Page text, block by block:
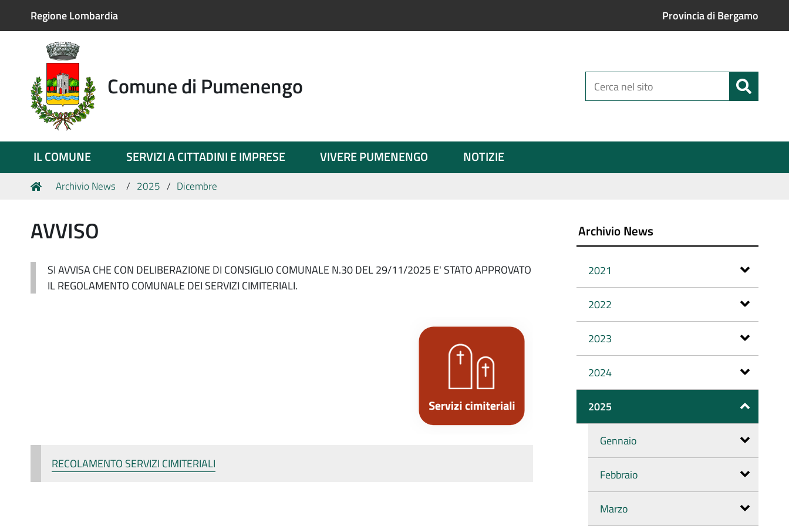
Regione Lombardia Provincia di Bergamo
Comune di Pumenengo
Cerca
nel
IL COMUNE SERVIZI A CITTADINI E IMPRESE VIVERE PUMENENGO NOTIZIE
Tu
Home
Archivio News 2025 Dicembre
AVVISO
SI AVVISA CHE CON DELIBERAZIONE DI CONSIGLIO COMUNALE N.30 DEL 29/11/2025 E' STATO APPROVATO
IL REGOLAMENTO COMUNALE DEI SERVIZI CIMITERIALI.
RECOLAMENTO SERVIZI CIMITERIALI
Archivio News
2021
2022
2023
2024
2025
Gennaio
Febbraio
Marzo